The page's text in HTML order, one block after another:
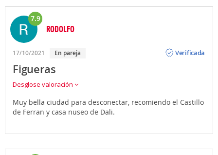
7.9
RODOLFO
17/10/2021 En pareja
Verificada
Figueras
Desglose valoración
Muy bella ciudad para desconectar, recomiendo el Castillo
de Ferran y casa nuseo de Dali.